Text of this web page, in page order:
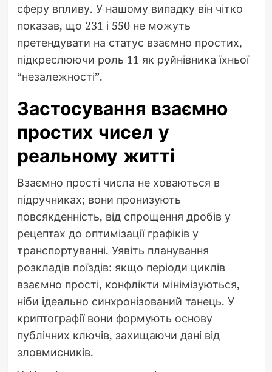
сферу впливу. У нашому випадку він чітко
показав, що 231 і 550 не можуть
претендувати на статус взаємно простих,
підкреслюючи роль 11 як руйнівника їхньої
“незалежності”.
Застосування взаємно
простих чисел у
реальному житті
Взаємно прості числа не ховаються в
підручниках; вони пронизують
повсякденність, від спрощення дробів у
рецептах до оптимізації графіків у
транспортуванні. Уявіть планування
розкладів поїздів: якщо періоди циклів
взаємно прості, конфлікти мінімізуються,
ніби ідеально синхронізований танець. У
криптографії вони формують основу
публічних ключів, захищаючи дані від
зловмисників.